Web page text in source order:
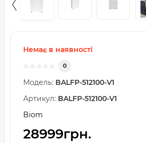
Немає в наявності
0
Модель: BALFP-512100-V1
Артикул: BALFP-512100-V1
Biom
28999грн.